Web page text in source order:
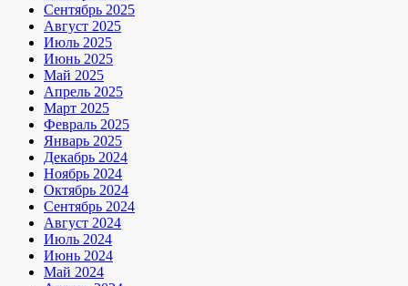
Сентябрь 2025
Август 2025
Июль 2025
Июнь 2025
Май 2025
Апрель 2025
Март 2025
Февраль 2025
Январь 2025
Декабрь 2024
Ноябрь 2024
Октябрь 2024
Сентябрь 2024
Август 2024
Июль 2024
Июнь 2024
Май 2024